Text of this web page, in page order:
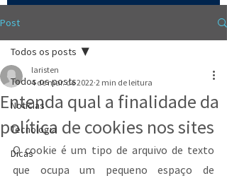
Post
Todos os posts
Notícias
Tecnologia
Dicas
Todos os posts
Entenda qual a finalidade da
política de cookies nos sites
laristen
4 de mar. de 2022 2 min de leitura
O cookie é um tipo de arquivo de texto
que ocupa um pequeno espaço de